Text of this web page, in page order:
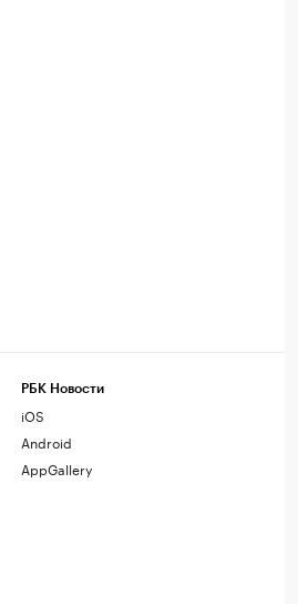
РБК Новости
iOS
Android
AppGallery